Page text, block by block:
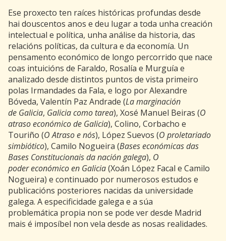
Ese proxecto ten raíces históricas profundas desde
hai douscentos anos e deu lugar a toda unha creación
intelectual e política, unha análise da historia, das
relacións políticas, da cultura e da economía. Un
pensamento económico de longo percorrido que nace
coas intuicións de Faraldo, Rosalía e Murguía e
analizado desde distintos puntos de vista primeiro
polas Irmandades da Fala, e logo por Alexandre
Bóveda, Valentín Paz Andrade (La marginación
de Galicia, Galicia como tarea), Xosé Manuel Beiras (O
atraso económico de Galicia), Colino, Corbacho e
Touriño (O Atraso e nós), López Suevos (O proletariado
simbiótico), Camilo Nogueira (Bases económicas das
Bases Constitucionais da nación galega), O
poder económico en Galicia(Xoán López Facal e Camilo
Nogueira) e continuado por numerosos estudos e
publicacións posteriores nacidas da universidade
galega. A especificidade galega e a súa
problemática propia non se pode ver desde Madrid
mais é imposíbel non vela desde as nosas realidades.